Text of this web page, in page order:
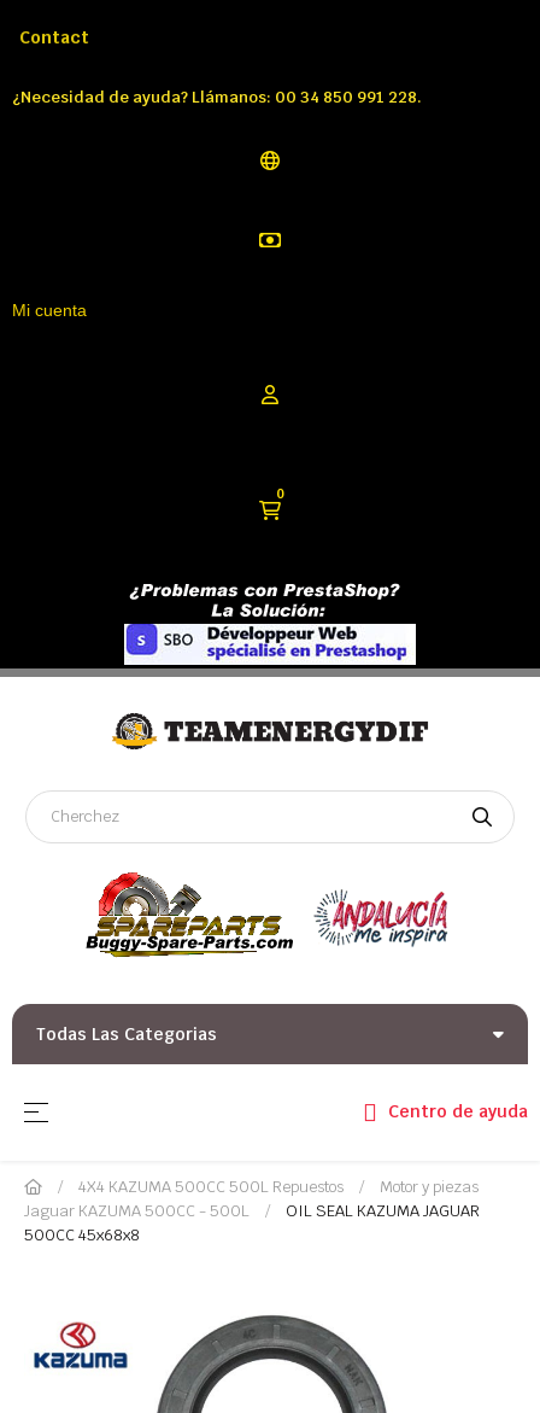
Contact
¿Necesidad de ayuda? Llámanos: 00 34 850 991 228.
Mi cuenta
0
Todas Las Categorias
Navegación de palanca
☰ Centro de ayuda
4X4 KAZUMA 500CC 500L Repuestos
Motor y piezas
Jaguar KAZUMA 500CC - 500L
OIL SEAL KAZUMA JAGUAR
500CC 45x68x8